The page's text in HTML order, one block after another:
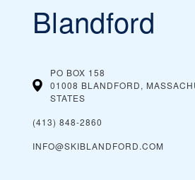
Blandford
PO BOX 158
01008 BLANDFORD,
STATES
(413) 848-2860
INFO@SKIBLANDFORD.COM